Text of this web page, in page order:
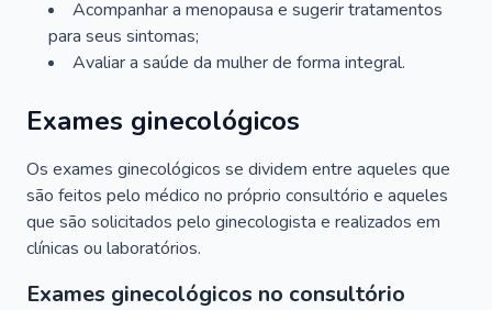
Acompanhar a menopausa e sugerir tratamentos
para seus sintomas;
Avaliar a saúde da mulher de forma integral.
Exames ginecológicos
Os exames ginecológicos se dividem entre aqueles que
são feitos pelo médico no próprio consultório e aqueles
que são solicitados pelo ginecologista e realizados em
clínicas ou laboratórios.
Exames ginecológicos no consultório